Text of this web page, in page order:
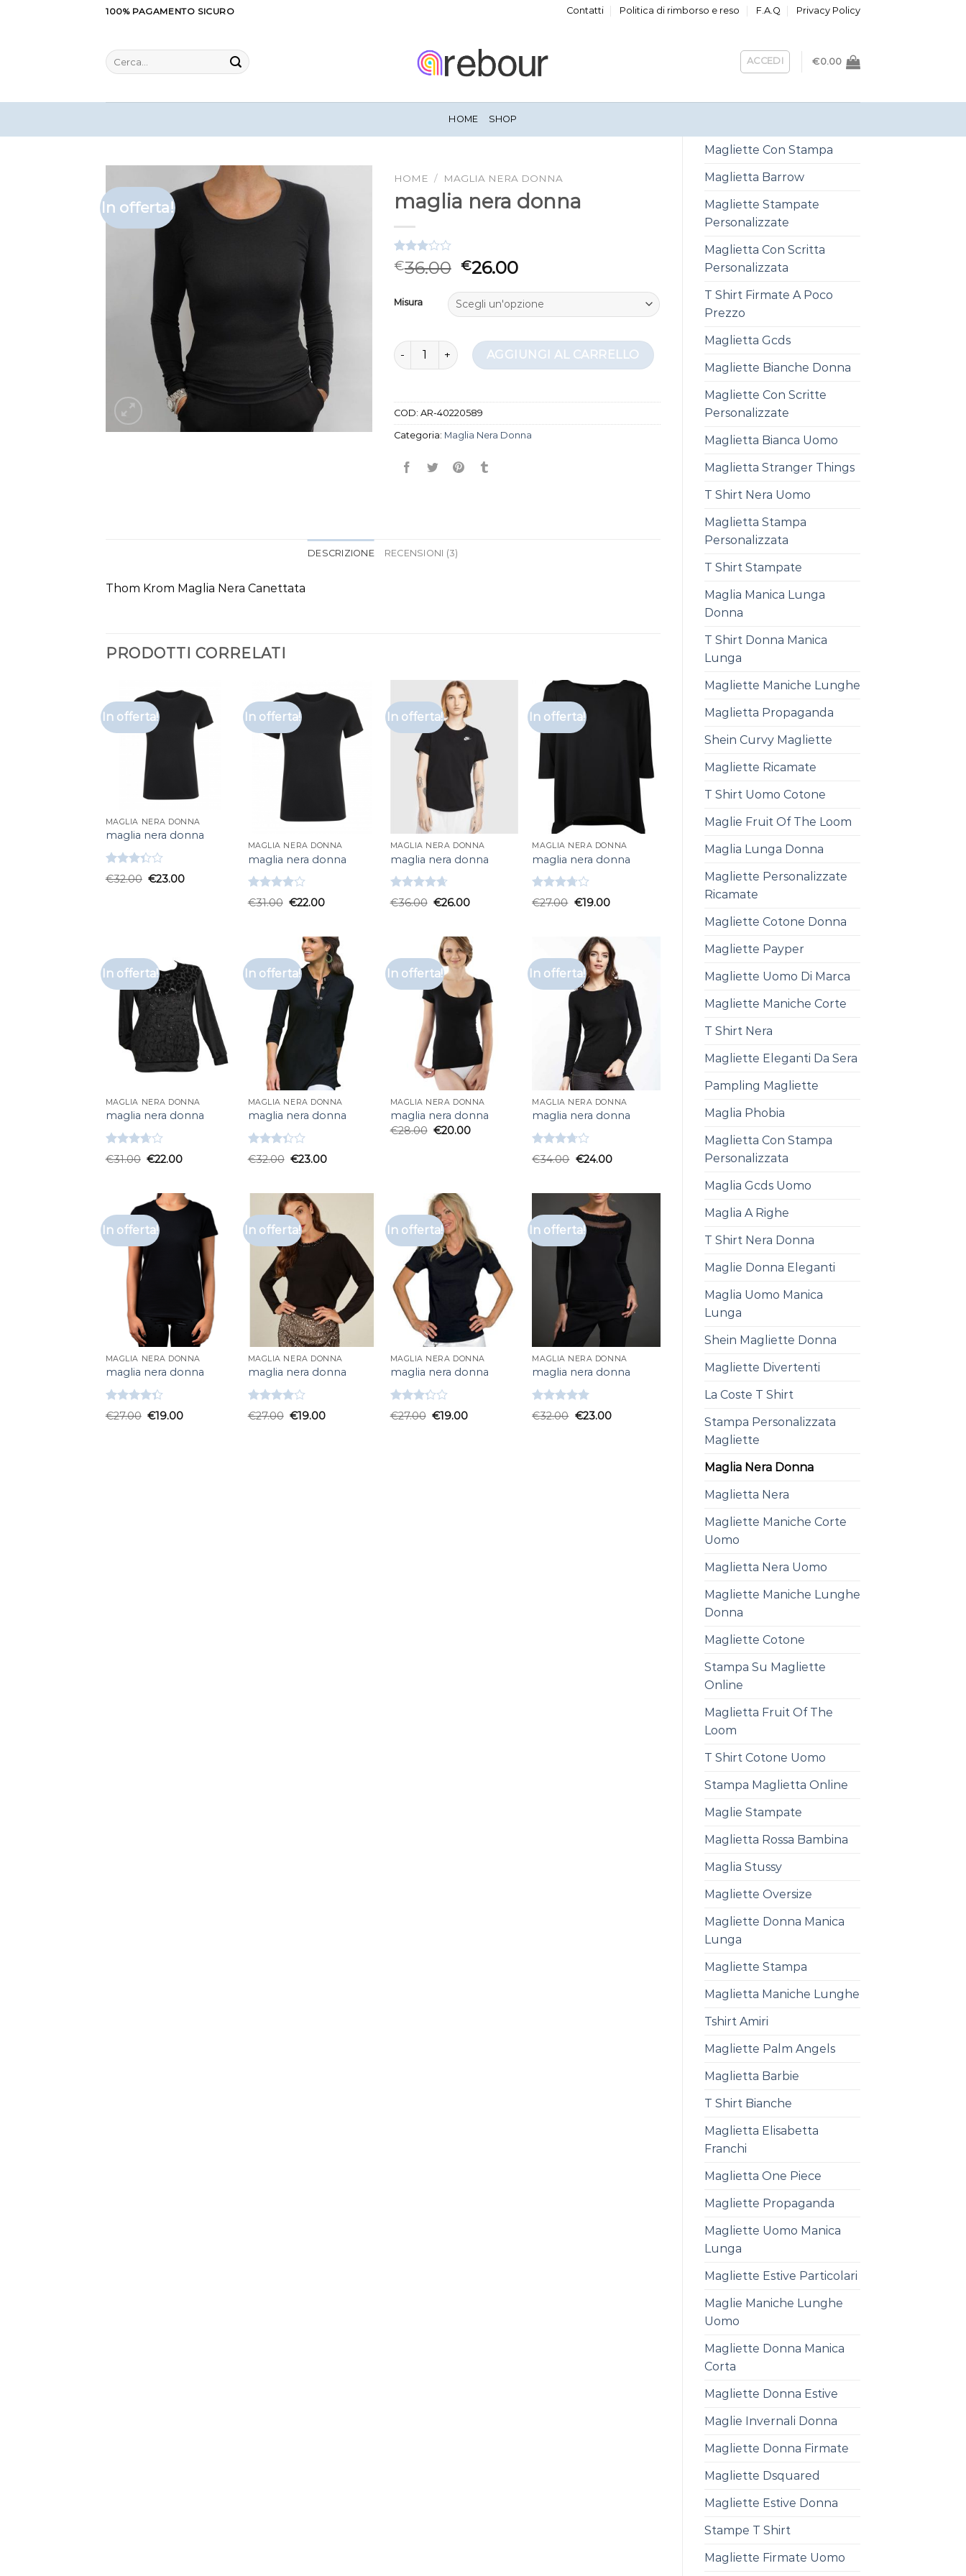
100% PAGAMENTO SICURO Contatti Politica di rimborso e reso F.A.Q Privacy Policy
Cerca: ACCEDI €0.00
HOME SHOP
Magliette Con Stampa
Maglietta Barrow
Magliette Stampate
Personalizzate
Maglietta Con Scritta
Personalizzata
T Shirt Firmate A Poco
Prezzo
Maglietta Gcds
Magliette Bianche Donna
Magliette Con Scritte
Personalizzate
Maglietta Bianca Uomo
Maglietta Stranger Things
T Shirt Nera Uomo
Maglietta Stampa
Personalizzata
T Shirt Stampate
Maglia Manica Lunga
Donna
T Shirt Donna Manica
Lunga
Magliette Maniche Lunghe
Maglietta Propaganda
Shein Curvy Magliette
Magliette Ricamate
T Shirt Uomo Cotone
Maglie Fruit Of The Loom
Maglia Lunga Donna
Magliette Personalizzate
Ricamate
Magliette Cotone Donna
Magliette Payper
Magliette Uomo Di Marca
Magliette Maniche Corte
T Shirt Nera
Magliette Eleganti Da Sera
Pampling Magliette
Maglia Phobia
Maglietta Con Stampa
Personalizzata
Maglia Gcds Uomo
Maglia A Righe
T Shirt Nera Donna
Maglie Donna Eleganti
Maglia Uomo Manica
Lunga
Shein Magliette Donna
Magliette Divertenti
La Coste T Shirt
Stampa Personalizzata
Magliette
Maglia Nera Donna
Maglietta Nera
Magliette Maniche Corte
Uomo
Maglietta Nera Uomo
Magliette Maniche Lunghe
Donna
Magliette Cotone
Stampa Su Magliette
Online
Maglietta Fruit Of The
Loom
T Shirt Cotone Uomo
Stampa Maglietta Online
Maglie Stampate
Maglietta Rossa Bambina
Maglia Stussy
Magliette Oversize
Magliette Donna Manica
Lunga
Magliette Stampa
Maglietta Maniche Lunghe
Tshirt Amiri
Magliette Palm Angels
Maglietta Barbie
T Shirt Bianche
Maglietta Elisabetta
Franchi
Maglietta One Piece
Magliette Propaganda
Magliette Uomo Manica
Lunga
Magliette Estive Particolari
Maglie Maniche Lunghe
Uomo
Magliette Donna Manica
Corta
Magliette Donna Estive
Maglie Invernali Donna
Magliette Donna Firmate
Magliette Dsquared
Magliette Estive Donna
Stampe T Shirt
Magliette Firmate Uomo
In offerta!
HOME / MAGLIA NERA DONNA
maglia nera donna
Valutato
3.00
su
base di
3
€36.00 €26.00
Misura
maglia nera donna quantitàAGGIUNGI AL CARRELLO
COD: AR-40220589
Categoria: Maglia Nera Donna
DESCRIZIONE RECENSIONI (3)
Thom Krom Maglia Nera Canettata
PRODOTTI CORRELATI
In offerta!
MAGLIA NERA DONNA
maglia nera donna
Valutato
3.33su
€32.00 €23.00
In offerta!
MAGLIA NERA DONNA
maglia nera donna
Valutato
4.00su
€31.00 €22.00
In offerta!
MAGLIA NERA DONNA
maglia nera donna
Valutato
4.67su 5
€36.00 €26.00
In offerta!
MAGLIA NERA DONNA
maglia nera donna
Valutato
3.67su
€27.00 €19.00
In offerta!
MAGLIA NERA DONNA
maglia nera donna
Valutato
3.67su
€31.00 €22.00
In offerta!
MAGLIA NERA DONNA
maglia nera donna
Valutato
3.33su
€32.00 €23.00
In offerta!
MAGLIA NERA DONNA
maglia nera donna
€28.00 €20.00
In offerta!
MAGLIA NERA DONNA
maglia nera donna
Valutato
3.67su
€34.00 €24.00
In offerta!
MAGLIA NERA DONNA
maglia nera donna
Valutato
4.33 su 5
€27.00 €19.00
In offerta!
MAGLIA NERA DONNA
maglia nera donna
Valutato
4.00 su
€27.00 €19.00
In offerta!
MAGLIA NERA DONNA
maglia nera donna
Valutato
3.33 su
€27.00 €19.00
In offerta!
MAGLIA NERA DONNA
maglia nera donna
Valutato
5.00su 5
€32.00 €23.00